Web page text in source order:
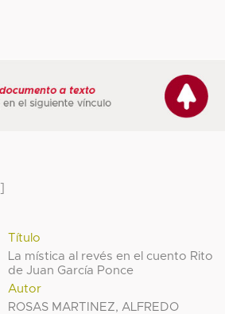
Título
La mística al revés en el cuento Rito
de Juan García Ponce
Autor
ROSAS MARTINEZ, ALFREDO